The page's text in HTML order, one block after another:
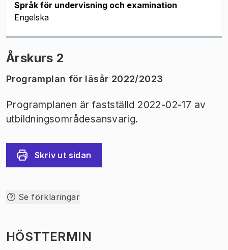
Språk för undervisning och examination
Engelska
Årskurs 2
Programplan för läsår 2022/2023
Programplanen är fastställd 2022-02-17 av
utbildningsområdesansvarig.
Skriv ut sidan
Se förklaringar
HÖSTTERMIN